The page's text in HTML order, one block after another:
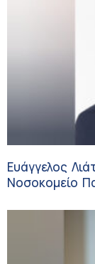
Ευάγγελος
Νοσοκομείο